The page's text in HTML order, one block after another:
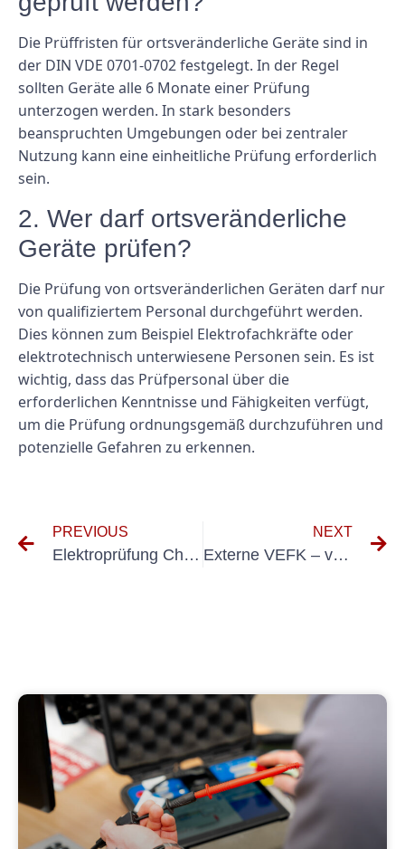
Die Prüffristen für ortsveränderliche Geräte sind in
der DIN VDE 0701-0702 festgelegt. In der Regel
sollten Geräte alle 6 Monate einer Prüfung
unterzogen werden. In stark besonders
beanspruchten Umgebungen oder bei zentraler
Nutzung kann eine einheitliche Prüfung erforderlich
sein.
2. Wer darf ortsveränderliche
Geräte prüfen?
Die Prüfung von ortsveränderlichen Geräten darf nur
von qualifiziertem Personal durchgeführt werden.
Dies können zum Beispiel Elektrofachkräfte oder
elektrotechnisch unterwiesene Personen sein. Es ist
wichtig, dass das Prüfpersonal über die
erforderlichen Kenntnisse und Fähigkeiten verfügt,
um die Prüfung ordnungsgemäß durchzuführen und
potenzielle Gefahren zu erkennen.
PREVIOUS
Elektroprüfung Chorleitung
NEXT
Externe VEFK – verantwortliche Elektrofachkraft Musikinstrumentenbau